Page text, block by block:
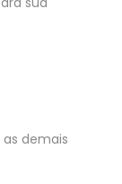
demais